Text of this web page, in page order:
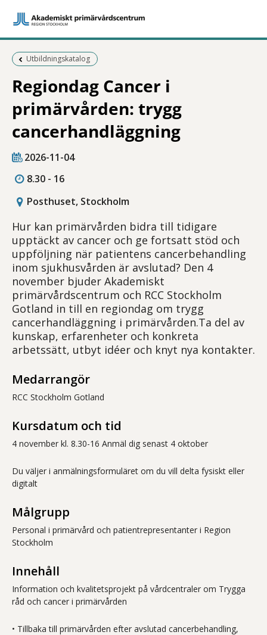
Föregående sida:
Utbildningskatalog
Regiondag Cancer i
primärvården: trygg
cancerhandläggning
2026-11-04
8.30 - 16
Posthuset, Stockholm
Hur kan primärvården bidra till tidigare
upptäckt av cancer och ge fortsatt stöd och
uppföljning när patientens cancerbehandling
inom sjukhusvården är avslutad? Den 4
november bjuder Akademiskt
primärvårdscentrum och RCC Stockholm
Gotland in till en regiondag om trygg
cancerhandläggning i primärvården.Ta del av
kunskap, erfarenheter och konkreta
arbetssätt, utbyt idéer och knyt nya kontakter.
Medarrangör
RCC Stockholm Gotland
Kursdatum och tid
4 november kl. 8.30-16 Anmäl dig senast 4 oktober
Du väljer i anmälningsformuläret om du vill delta fysiskt eller
digitalt
Målgrupp
Personal i primärvård och patientrepresentanter i Region
Stockholm
Innehåll
Information och kvalitetsprojekt på vårdcentraler om Trygga
råd och cancer i primärvården
• Tillbaka till primärvården efter avslutad cancerbehandling,